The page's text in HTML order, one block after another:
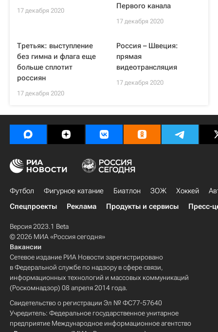
17 декабря 2020
Первого канала
17 декабря 2020
Третьяк: выступление
без гимна и флага еще
больше сплотит
россиян
17 декабря 2020
Россия – Швеция:
прямая
видеотрансляция
17 декабря 2020
Футбол Фигурное катание Биатлон ЗОЖ Хоккей
Спецпроекты
Реклама Продукты и сервисы Пресс-
Версия 2023.1 Beta
© 2026 МИА «Россия сегодня»
Вакансии
Сетевое издание РИА Новости зарегистрировано
в Федеральной службе по надзору в сфере связи,
информационных технологий и массовых коммуникаций
(Роскомнадзор) 08 апреля 2014 года.
Свидетельство о регистрации Эл № ФС77-57640
Учредитель: Федеральное государственное унитарное
предприятие Международное информационное агентство